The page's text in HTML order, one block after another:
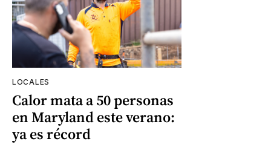
LOCALES
Calor mata a 50 personas
en Maryland este verano:
ya es récord